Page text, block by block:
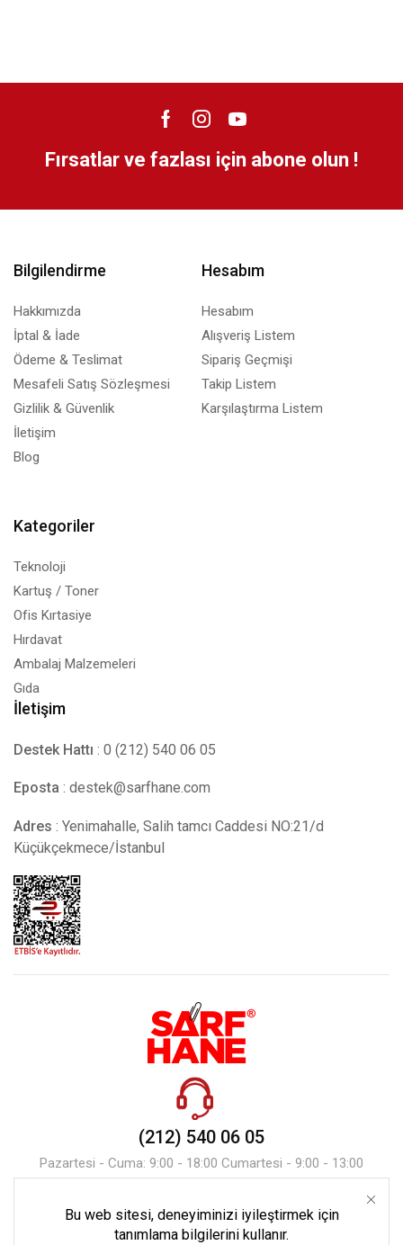
Fırsatlar ve fazlası için abone olun !
Bilgilendirme
Hakkımızda
İptal & İade
Ödeme & Teslimat
Mesafeli Satış Sözleşmesi
Gizlilik & Güvenlik
İletişim
Blog
Hesabım
Hesabım
Alışveriş Listem
Sipariş Geçmişi
Takip Listem
Karşılaştırma Listem
Kategoriler
Teknoloji
Kartuş / Toner
Ofis Kırtasiye
Hırdavat
Ambalaj Malzemeleri
Gıda
İletişim
Destek Hattı : 0 (212) 540 06 05
Eposta : destek@sarfhane.com
Adres : Yenimahalle, Salih tamcı Caddesi NO:21/d
Küçükçekmece/İstanbul
(212) 540 06 05
Pazartesi - Cuma: 9:00 - 18:00 Cumartesi - 9:00 - 13:00
Mesaj Gönder
Bu web sitesi, deneyiminizi iyileştirmek için
tanımlama bilgilerini kullanır.